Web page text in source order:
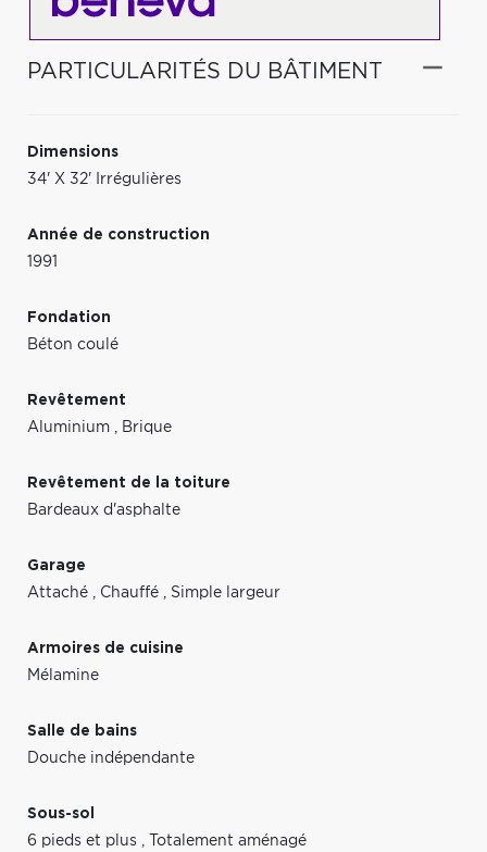
PARTICULARITÉS DU BÂTIMENT
Dimensions
34' X 32' Irrégulières
Année de construction
1991
Fondation
Béton coulé
Revêtement
Aluminium , Brique
Revêtement de la toiture
Bardeaux d'asphalte
Garage
Attaché , Chauffé , Simple largeur
Armoires de cuisine
Mélamine
Salle de bains
Douche indépendante
Sous-sol
6 pieds et plus , Totalement aménagé